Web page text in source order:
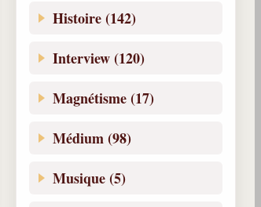
Histoire (142)
Interview (120)
Magnétisme (17)
Médium (98)
Musique (5)